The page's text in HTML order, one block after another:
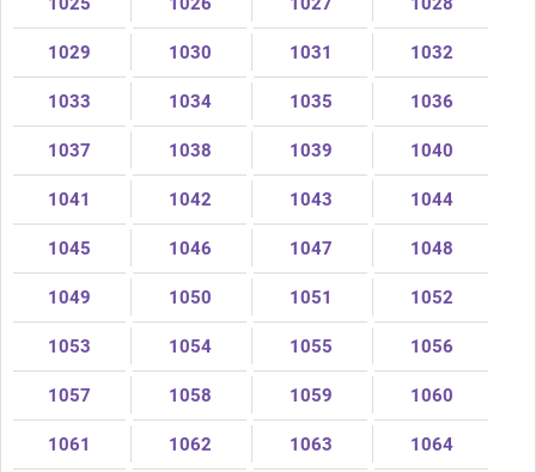
1029 1030 1031 1032
1033 1034 1035 1036
1037 1038 1039 1040
1041 1042 1043 1044
1045 1046 1047 1048
1049 1050 1051 1052
1053 1054 1055 1056
1057 1058 1059 1060
1061 1062 1063 1064